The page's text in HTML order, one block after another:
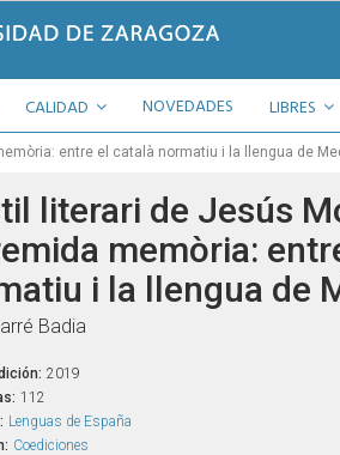
CALIDAD NOVEDADES LIBRES
entre el català normatiu i la llengua de
literari de Jesús
memòria:
i la llengua de
Badia
2019
112
Lenguas de España
Coediciones